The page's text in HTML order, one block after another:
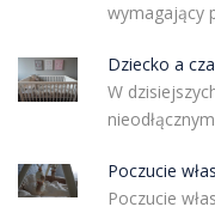
wymagający
Dziecko a
W
Poczucie
Poczucie